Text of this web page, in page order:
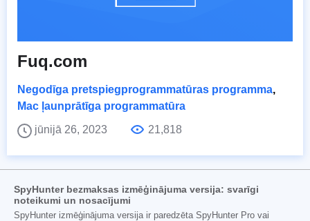
Fuq.com
Negodīga pretspiegprogrammatūras programma,
Mac ļaunprātīga programmatūra
jūnijā 26, 2023
21,818
SpyHunter bezmaksas izmēģinājuma versija: svarīgi
noteikumi un nosacījumi
SpyHunter izmēģinājuma versija ir paredzēta SpyHunter Pro vai